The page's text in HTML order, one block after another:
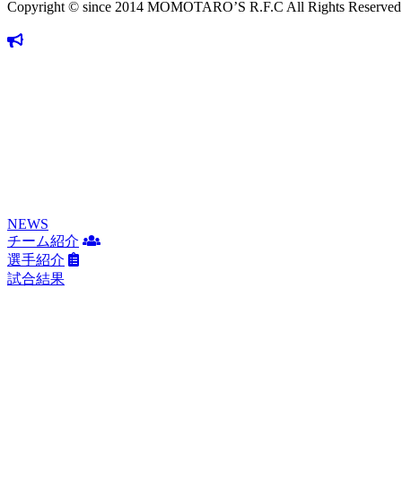
Copyright © since 2014 MOMOTARO’S R.F.C All Rights Reserved
NEWS
チーム紹介
選手紹介
試合結果